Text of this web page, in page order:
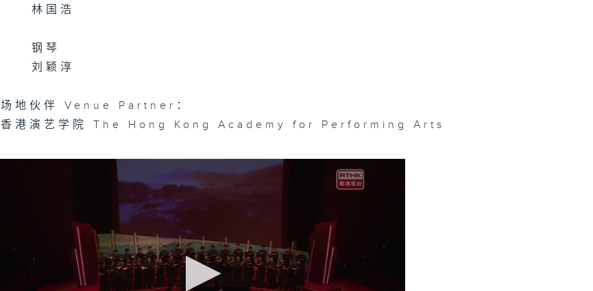
林国浩
钢琴
刘颖淳
场地伙伴 Venue Partner：
香港演艺学院 The Hong Kong Academy for Performing Arts